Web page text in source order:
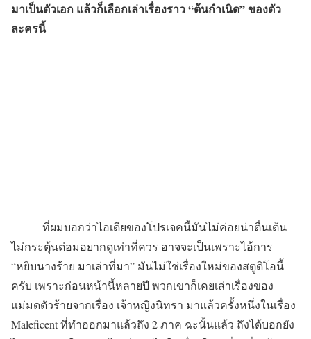
มาเป็นตัวเอก แล้วก็เลือกเล่าเรื่องราว “ต้นกำเนิด” ของตัว
ละครนี้
ที่ผมบอกว่าไอเดียของโปรเจคนี้มันไม่ค่อยน่าตื่นเต้น
ไม่กระตุ้นต่อมอยากดูเท่าที่ควร อาจจะเป็นเพราะไอ้การ
“หยิบนางร้าย มาเล่าที่มา” มันไม่ใช่เรื่องใหม่ของสตูดิโอนี้
ครับ เพราะก่อนหน้านี้หลายปี พวกเขาก็เคยเล่าเรื่องของ
แม่มดตัวร้ายจากเรื่อง เจ้าหญิงนิทรา มาแล้วครั้งหนึ่งในเรื่อง
Maleficent ที่ทำออกมาแล้วถึง 2 ภาค ฉะนั้นแล้ว ถึงได้บอกยัง